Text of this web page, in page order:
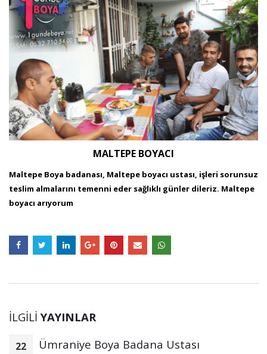
MALTEPE BOYACI
Maltepe Boya badanası, Maltepe boyacı ustası, işleri sorunsuz
teslim almalarını temenni eder sağlıklı günler dileriz. Maltepe
boyacı arıyorum
İLGILIYAYINLAR
21 İçerenköy Boyacı Ustası Arıyorum